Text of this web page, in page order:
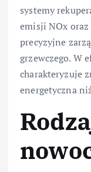
systemy
emisji NOx
precyzyjne
grzewczego. W
charakteryzuje
energetyczna